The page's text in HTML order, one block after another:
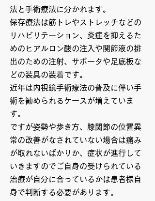
法と手術療法に分かれます。
保存療法は筋トレやストレッチなどの
リハビリテーション、炎症を抑えるた
めのヒアルロン酸の注入や関節液の排
出のための注射、サポータや足底板な
どの装具の装着です。
近年は内視鏡手術療法の普及に伴い手
術を勧められるケースが増えていま
す。
ですが姿勢や歩き方、膝関節の位置異
常の改善がなされていない場合は痛み
が取れないばかりか、症状が進行して
いきますのでご自身の受けられている
治療が自分に合っているかは患者様自
身で判断する必要があります。